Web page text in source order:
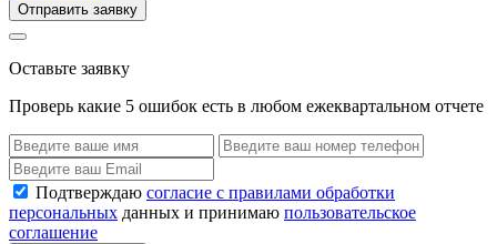
Отправить заявку
Оставьте заявку
Проверь какие 5 ошибок есть в любом ежеквартальном отчете
Подтверждаю согласие с правилами обработки
персональных данных и принимаю пользовательское
соглашение